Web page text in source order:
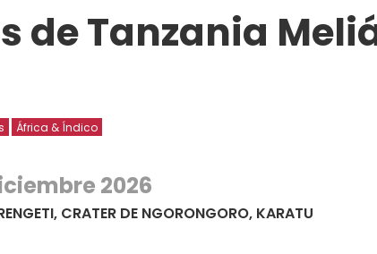
de Tanzania
África & Índico
2026
CRATER DE NGORONGORO, KARATU